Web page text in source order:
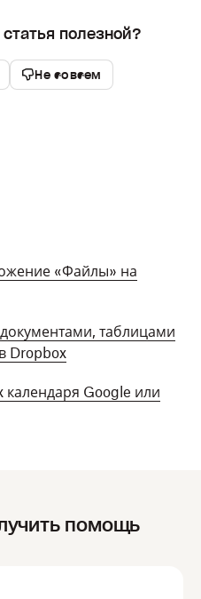
полезной?
Не совсем
«Файлы» на
таблицами
Dropbox
Google или
помощь